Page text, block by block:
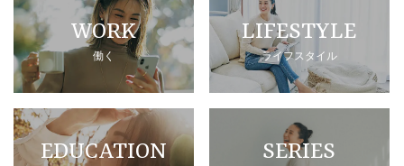
WORK
働く
LIFESTYLE
ライフスタイル
EDUCATION SERIES